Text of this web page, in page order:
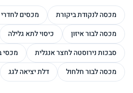
מכסה לנקודת ביקורת
מכסים לחדרי
מכסה לבור איזון
כיסוי לתא גלילה
סבכות נירוסטה לחצר אנגלית
מכסי
מכסה לבור חלחול
דלת יציאה לגג